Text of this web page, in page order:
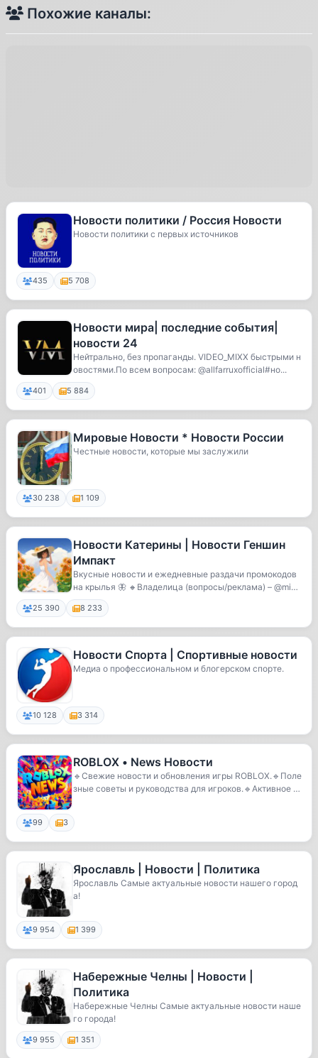
Похожие каналы:
Новости политики / Россия Новости
Новости политики с первых источников
435 5 708
Новости мира| последние события|
новости 24
Нейтрально, без пропаганды. VIDEO_MIXX быстрыми н
овостями.По всем вопросам: @allfarruxofficial#но...
401 5 884
Мировые Новости * Новости России
Честные новости, которые мы заслужили
30 238 1 109
Новости Катерины | Новости Геншин
Импакт
Вкусные новости и ежедневные раздачи промокодов
на крылья 🦋 🔸Владелица (вопросы/реклама) – @miss
_...
25 390 8 233
Новости Спорта | Спортивные новости
Медиа о профессиональном и блогерском спорте.
10 128 3 314
ROBLOX • News Новости
🔹Свежие новости и обновления игры ROBLOX.🔹Поле
зные советы и руководства для игроков.🔹Активное и
99 3
Ярославль | Новости | Политика
Ярославль Самые актуальные новости нашего город
а!
9 954 1 399
Набережные Челны | Новости |
Политика
Набережные Челны Самые актуальные новости наше
го города!
9 955 1 351